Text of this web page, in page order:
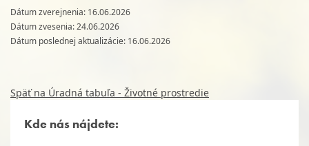
Dátum zverejnenia: 16.06.2026
Dátum zvesenia: 24.06.2026
Dátum poslednej aktualizácie: 16.06.2026
Späť na Úradná tabuľa - Životné prostredie
Kde nás nájdete: